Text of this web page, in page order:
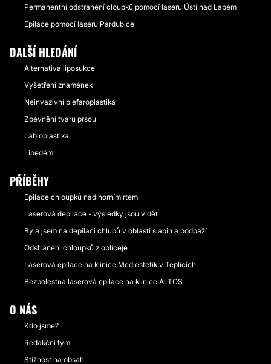
Permanentní odstranění cloupků pomocí laseru Ústí nad Labem
Epilace pomocí laseru Pardubice
DALŠÍ HLEDÁNÍ
Alternativa liposukce
Vyšetření znamének
Neinvazivní blefaroplastika
Zpevnění tvaru prsou
Labioplastika
Lipedém
PŘÍBĚHY
Epilace chloupků nad horním rtem
Laserová depilace - výsledky jsou vidět
Byla jsem na depilaci chlupů v oblasti slabin a podpaží
Odstranění chloupků z obliceje
Laserová epilace na klinice Mediestetik v Teplicích
Bezbolestná laserová epilace na klinice ALTOS
O NÁS
Kdo jsme?
Redakční tým
Stížnost na obsah